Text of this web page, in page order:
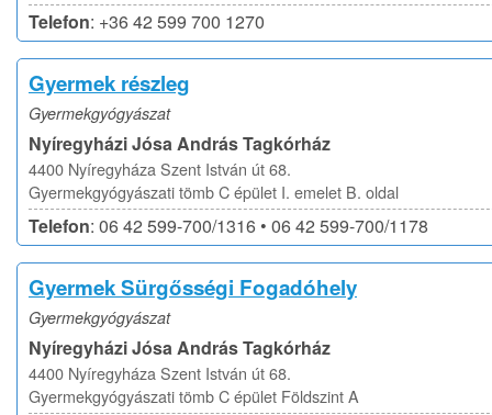
Telefon: +36 42 599 700 1270
Gyermek részleg
Gyermekgyógyászat
Nyíregyházi Jósa András Tagkórház
4400 Nyíregyháza Szent István út 68.
Gyermekgyógyászati tömb C épület I. emelet B. oldal
Telefon: 06 42 599-700/1316 • 06 42 599-700/1178
Gyermek Sürgősségi Fogadóhely
Gyermekgyógyászat
Nyíregyházi Jósa András Tagkórház
4400 Nyíregyháza Szent István út 68.
Gyermekgyógyászati tömb C épület Földszint A